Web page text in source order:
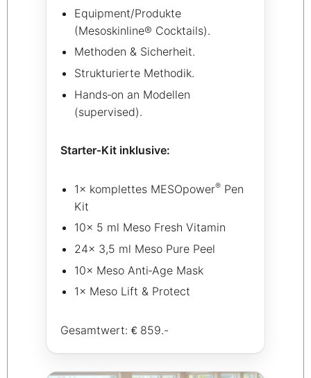
Equipment/Produkte
(Mesoskinline® Cocktails).
Methoden & Sicherheit.
Strukturierte Methodik.
Hands‑on an Modellen
(supervised).
Starter‑Kit inklusive:
1× komplettes MESOpower® Pen
Kit
10× 5 ml Meso Fresh Vitamin
24× 3,5 ml Meso Pure Peel
10× Meso Anti‑Age Mask
1× Meso Lift & Protect
Gesamtwert: € 859.-